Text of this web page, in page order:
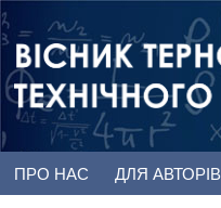
ПРО НАС ДЛЯ АВТОРІВ